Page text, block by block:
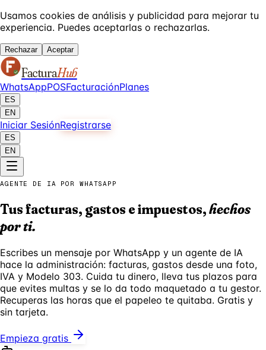
Usamos cookies de análisis y publicidad para mejorar tu
experiencia. Puedes aceptarlas o rechazarlas.
Rechazar Aceptar
FacturaHub
WhatsAppPOSFacturaciónPlanes
ES
EN
Iniciar SesiónRegistrarse
ES
EN
AGENTE DE IA POR WHATSAPP
Tus facturas, gastos e impuestos,hechos
por ti.
Escribes un mensaje por WhatsApp y un agente de IA
hace la administración: facturas, gastos desde una foto,
IVA y Modelo 303. Cuida tu dinero, lleva tus plazos para
que evites multas y se lo da todo maquetado a tu gestor.
Recuperas las horas que el papeleo te quitaba. Gratis y
sin tarjeta.
Empieza gratis